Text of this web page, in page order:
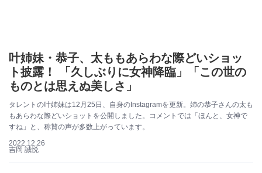
叶姉妹・恭子、太ももあらわな際どいショッ
ト披露！ 「久しぶりに女神降臨」「この世の
ものとは思えぬ美しさ」
タレントの叶姉妹は12月25日、自身のInstagramを更新。姉の恭子さんの太も
もあらわな際どいショットを公開しました。コメントでは「ほんと、女神で
すね」と、称賛の声が多数上がっています。
2022.12.26
吉岡 誠悦